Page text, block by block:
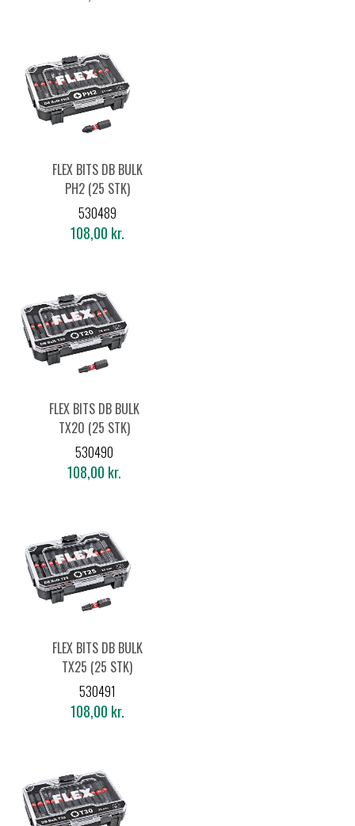
FLEX BITS DB BULK
PH2 (25 STK)
530489
108,00 kr.
FLEX BITS DB BULK
TX20 (25 STK)
530490
108,00 kr.
FLEX BITS DB BULK
TX25 (25 STK)
530491
108,00 kr.